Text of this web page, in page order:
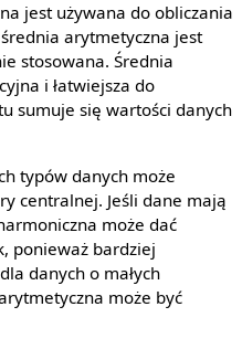
jest używana do obliczania
arytmetyczna jest
stosowana. Średnia
i łatwiejsza do
sumuje się wartości danych
typów danych może
centralnej. Jeśli dane mają
może dać
ponieważ bardziej
danych o małych
może być